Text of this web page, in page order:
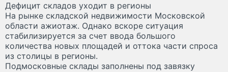
Дефицит складов уходит в регионы
На рынке складской недвижимости Московской
области ажиотаж. Однако вскоре ситуация
стабилизируется за счет ввода большого
количества новых площадей и оттока части спроса
из столицы в регионы.
Подмосковные склады заполнены под завязку